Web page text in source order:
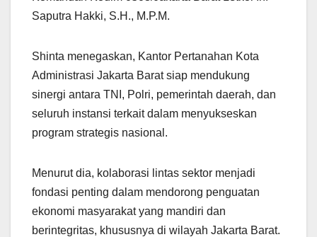
Saputra Hakki, S.H., M.P.M.
Shinta menegaskan, Kantor Pertanahan Kota
Administrasi Jakarta Barat siap mendukung
sinergi antara TNI, Polri, pemerintah daerah, dan
seluruh instansi terkait dalam menyukseskan
program strategis nasional.
Menurut dia, kolaborasi lintas sektor menjadi
fondasi penting dalam mendorong penguatan
ekonomi masyarakat yang mandiri dan
berintegritas, khususnya di wilayah Jakarta Barat.